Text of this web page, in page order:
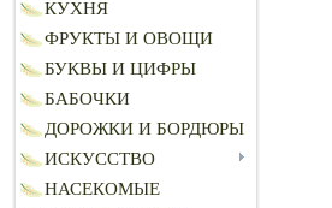
КУХНЯ
ФРУКТЫ И ОВОЩИ
БУКВЫ И ЦИФРЫ
БАБОЧКИ
ДОРОЖКИ И БОРДЮРЫ
ИСКУССТВО
НАСЕКОМЫЕ